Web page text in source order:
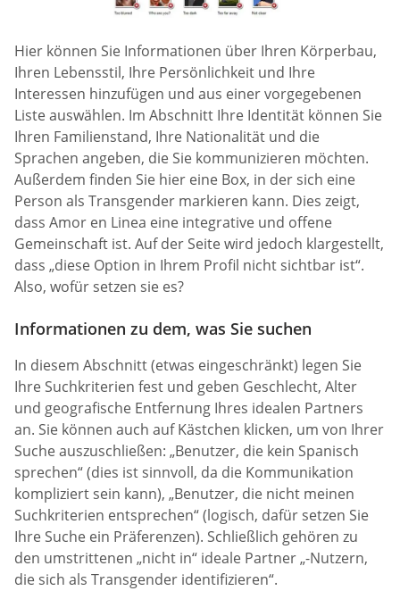
Hier können Sie Informationen über Ihren Körperbau,
Ihren Lebensstil, Ihre Persönlichkeit und Ihre
Interessen hinzufügen und aus einer vorgegebenen
Liste auswählen. Im Abschnitt Ihre Identität können Sie
Ihren Familienstand, Ihre Nationalität und die
Sprachen angeben, die Sie kommunizieren möchten.
Außerdem finden Sie hier eine Box, in der sich eine
Person als Transgender markieren kann. Dies zeigt,
dass Amor en Linea eine integrative und offene
Gemeinschaft ist. Auf der Seite wird jedoch klargestellt,
dass „diese Option in Ihrem Profil nicht sichtbar ist“.
Also, wofür setzen sie es?
Informationen zu dem, was Sie suchen
In diesem Abschnitt (etwas eingeschränkt) legen Sie
Ihre Suchkriterien fest und geben Geschlecht, Alter
und geografische Entfernung Ihres idealen Partners
an. Sie können auch auf Kästchen klicken, um von Ihrer
Suche auszuschließen: „Benutzer, die kein Spanisch
sprechen“ (dies ist sinnvoll, da die Kommunikation
kompliziert sein kann), „Benutzer, die nicht meinen
Suchkriterien entsprechen“ (logisch, dafür setzen Sie
Ihre Suche ein Präferenzen). Schließlich gehören zu
den umstrittenen „nicht in“ ideale Partner „-Nutzern,
die sich als Transgender identifizieren“.